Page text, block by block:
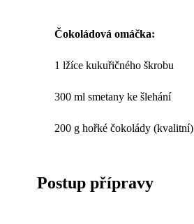
Čokoládová omáčka:
1 lžíce kukuřičného škrobu
300 ml smetany ke šlehání
200 g hořké čokolády (kvalitní)
Postup přípravy